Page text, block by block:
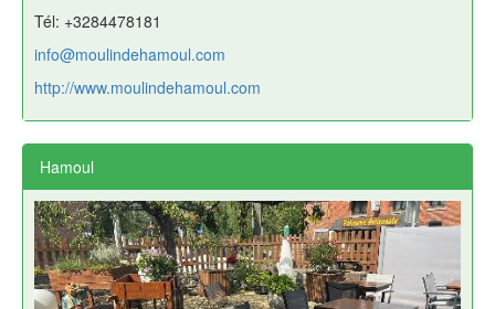
Tél: +3284478181
info@moulindehamoul.com
http://www.moulindehamoul.com
Hamoul